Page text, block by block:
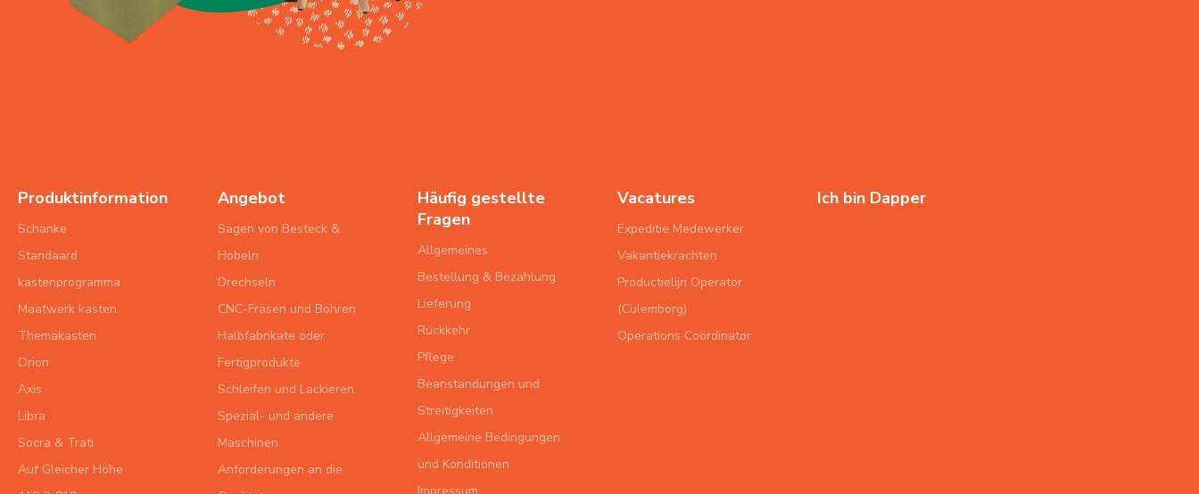
Produktinformation
Schänke
Standaard
kastenprogramma
Maatwerk kasten
Themakasten
Orion
Axis
Libra
Socra & Trati
Auf Gleicher Höhe
Angebot
Sägen von Besteck &
Hobeln
Drechseln
CNC-Fräsen und Bohren
Halbfabrikate oder
Fertigprodukte
Schleifen und Lackieren
Spezial- und andere
Maschinen
Anforderungen an die
Häufig gestellte
Fragen
Allgemeines
Bestellung & Bezahlung
Lieferung
Rückkehr
Pflege
Beanstandungen und
Streitigkeiten
Allgemeine Bedingungen
und Konditionen
Vacatures
Expeditie Medewerker
Vakantiekrachten
Productielijn Operator
(Culemborg)
Operations Coördinator
Ich bin Dapper